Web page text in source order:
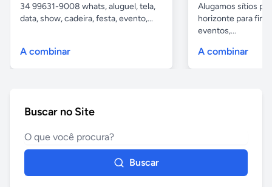
34 99631-9008 whats, aluguel, tela,
data, show, cadeira, festa, evento,...
A combinar
Alugamos sítios
horizonte para
eventos,...
A combinar
Buscar no Site
Buscar